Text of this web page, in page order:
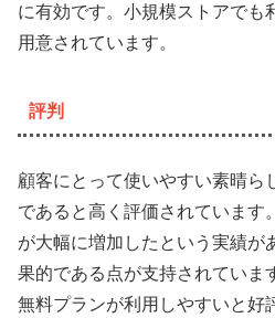
に有効です。小規模ストアでも
用意されています。
評判
顧客にとって使いやすい素晴ら
であると高く評価されています
が大幅に増加したという実績が
果的である点が支持されていま
無料プランが利用しやすいと好